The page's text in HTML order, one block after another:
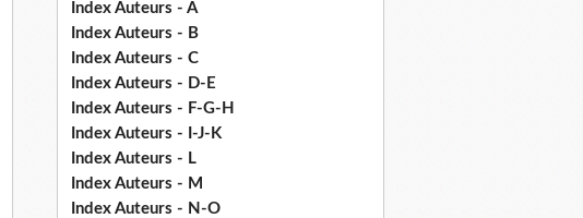
Index Auteurs - A
Index Auteurs - B
Index Auteurs - C
Index Auteurs - D-E
Index Auteurs - F-G-H
Index Auteurs - I-J-K
Index Auteurs - L
Index Auteurs - M
Index Auteurs - N-O